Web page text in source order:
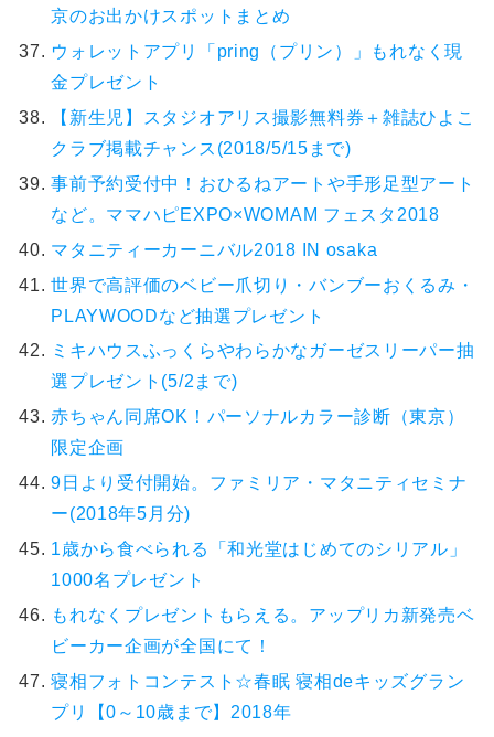
京のお出かけスポットまとめ
ウォレットアプリ「pring（プリン）」もれなく現
金プレゼント
【新生児】スタジオアリス撮影無料券＋雑誌ひよこ
クラブ掲載チャンス(2018/5/15まで)
事前予約受付中！おひるねアートや手形足型アート
など。ママハピEXPO×WOMAM フェスタ2018
マタニティーカーニバル2018 IN osaka
世界で高評価のベビー爪切り・バンブーおくるみ・
PLAYWOODなど抽選プレゼント
ミキハウスふっくらやわらかなガーゼスリーパー抽
選プレゼント(5/2まで)
赤ちゃん同席OK！パーソナルカラー診断（東京）
限定企画
9日より受付開始。ファミリア・マタニティセミナ
ー(2018年5月分)
1歳から食べられる「和光堂はじめてのシリアル」
1000名プレゼント
もれなくプレゼントもらえる。アップリカ新発売ベ
ビーカー企画が全国にて！
寝相フォトコンテスト☆春眠 寝相deキッズグラン
プリ【0～10歳まで】2018年